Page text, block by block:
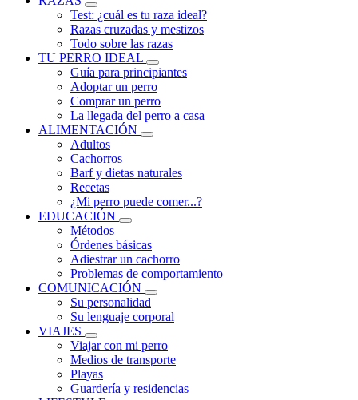
Test: ¿cuál es tu raza ideal?
Razas cruzadas y mestizos
Todo sobre las razas
TU PERRO IDEAL
Guía para principiantes
Adoptar un perro
Comprar un perro
La llegada del perro a casa
ALIMENTACIÓN
Adultos
Cachorros
Barf y dietas naturales
Recetas
¿Mi perro puede comer...?
EDUCACIÓN
Métodos
Órdenes básicas
Adiestrar un cachorro
Problemas de comportamiento
COMUNICACIÓN
Su personalidad
Su lenguaje corporal
VIAJES
Viajar con mi perro
Medios de transporte
Playas
Guardería y residencias